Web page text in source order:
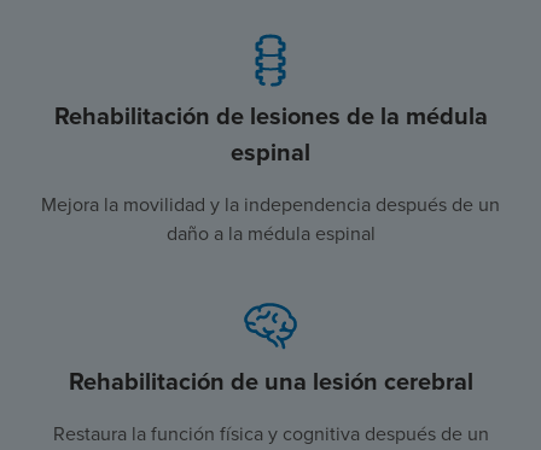
Rehabilitación de lesiones de la médula
espinal
Mejora la movilidad y la independencia después de un
daño a la médula espinal
Rehabilitación de una lesión cerebral
Restaura la función física y cognitiva después de un